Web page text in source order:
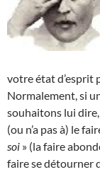
votre état d’esprit
Normalement, si
souhaitons lui dire,
(ou n’a pas à) le
soi » (la faire
faire se détourner